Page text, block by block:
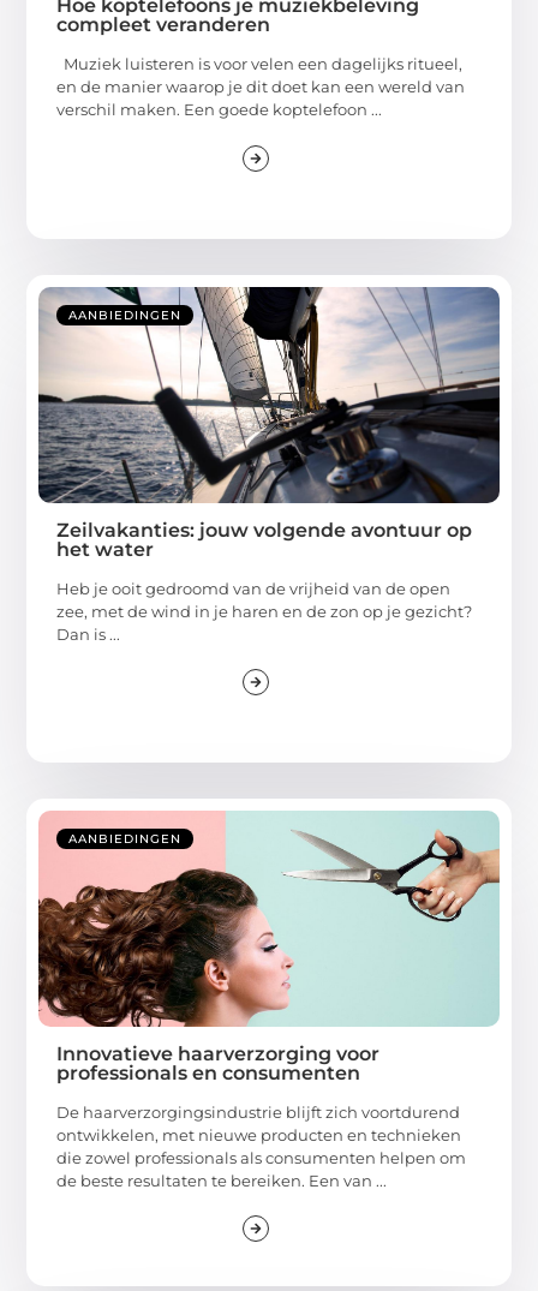
Hoe koptelefoons je muziekbeleving
compleet veranderen
Muziek luisteren is voor velen een dagelijks ritueel,
en de manier waarop je dit doet kan een wereld van
verschil maken. Een goede koptelefoon ...
AANBIEDINGEN
Zeilvakanties: jouw volgende avontuur op
het water
Heb je ooit gedroomd van de vrijheid van de open
zee, met de wind in je haren en de zon op je gezicht?
Dan is ...
AANBIEDINGEN
Innovatieve haarverzorging voor
professionals en consumenten
De haarverzorgingsindustrie blijft zich voortdurend
ontwikkelen, met nieuwe producten en technieken
die zowel professionals als consumenten helpen om
de beste resultaten te bereiken. Een van ...